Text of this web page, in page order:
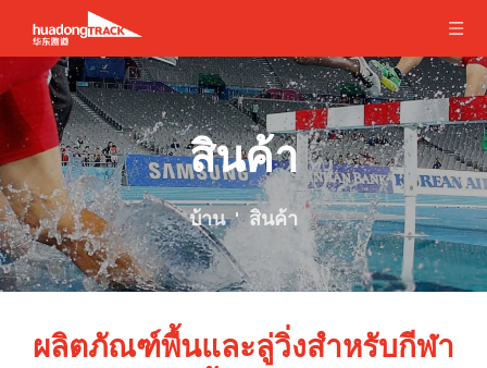
สินค้า
บ้าน ' สินค้า
ผลิตภัณฑ์พื้นและลู่วิ่งสำหรับกีฬา